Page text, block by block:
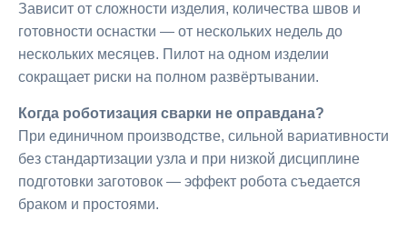
Зависит от сложности изделия, количества швов и
готовности оснастки — от нескольких недель до
нескольких месяцев. Пилот на одном изделии
сокращает риски на полном развёртывании.
Когда роботизация сварки не оправдана?
При единичном производстве, сильной вариативности
без стандартизации узла и при низкой дисциплине
подготовки заготовок — эффект робота съедается
браком и простоями.